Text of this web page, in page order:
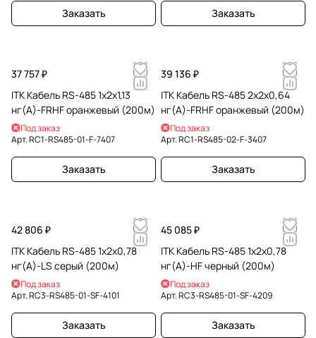
Заказать Заказать
37 757 ₽
ITK Кабель RS-485 1х2х1,13
нг(А)-FRHF оранжевый (200м)
Под заказ
Арт.RC1-RS485-01-F-7407
Заказать
39 136 ₽
ITK Кабель RS-485 2х2х0,64
нг(А)-FRHF оранжевый (200м)
Под заказ
Арт.RC1-RS485-02-F-3407
Заказать
42 806 ₽
ITK Кабель RS-485 1х2х0,78
нг(А)-LS серый (200м)
Под заказ
Арт.RC3-RS485-01-SF-4101
Заказать
45 085 ₽
ITK Кабель RS-485 1х2х0,78
нг(А)-HF черный (200м)
Под заказ
Арт.RC3-RS485-01-SF-4209
Заказать